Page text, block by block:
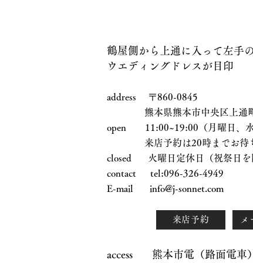
鶴屋側から上通に入って左手
ウエディングドレスが目印
address 〒860-0845
熊本県熊本市中央区上通町
open 11:00~19:00（月曜日、
来店予約は20時までお待ち
closed 火曜日定休日（祝祭日を
contact tel:096-326-4949
E-mail info@j-sonnet.com
来店予約 メ
access 熊本市電（路面電車